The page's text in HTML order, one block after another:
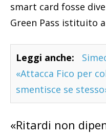
smart card fosse
Green Pass istituito
Leggi anche:
«Attacca Fico per
smentisce se
«Ritardi non